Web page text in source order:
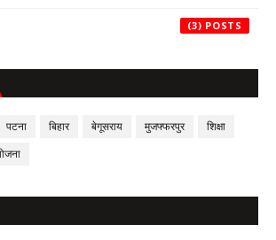
(3)
पटना बिहार बेगूसराय मुजफ्फरपुर
शिक्षा